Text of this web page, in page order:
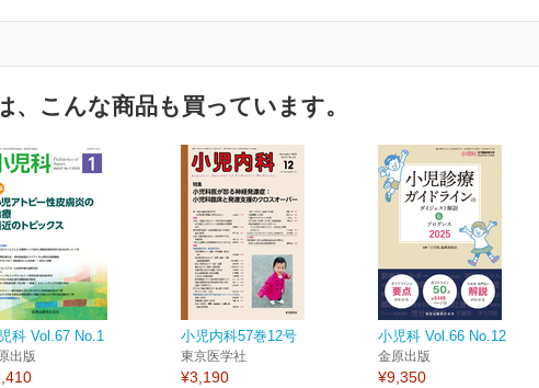
、こんな商品も買っています。
科 Vol.67 No.1
出版
小児内科57巻12号
東京医学社
¥3,190
小児科 Vol.66 No.12
金原出版
¥9,350